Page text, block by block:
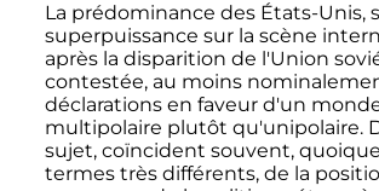
La prédominance des États-Unis,
superpuissance sur la scène
après la disparition de l'Union
contestée, au moins
déclarations en faveur d'un
multipolaire plutôt qu'unipolaire.
sujet, coïncident souvent,
termes très différents, de la